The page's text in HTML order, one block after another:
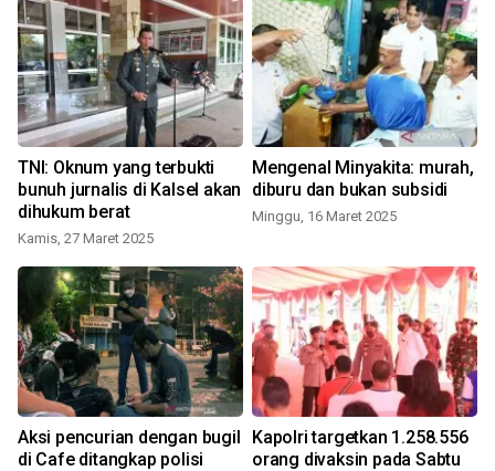
TNI: Oknum yang terbukti
bunuh jurnalis di Kalsel akan
dihukum berat
Kamis, 27 Maret 2025
Mengenal Minyakita: murah,
diburu dan bukan subsidi
Minggu, 16 Maret 2025
Aksi pencurian dengan bugil
di Cafe ditangkap polisi
Kapolri targetkan 1.258.556
orang divaksin pada Sabtu